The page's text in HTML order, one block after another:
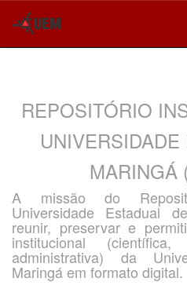
REPOSITÓRIO
MARINGÁ
A missão do
Universidade Estadual
reunir, preservar e
institucional
administrativa) da
Maringá em formato digital.